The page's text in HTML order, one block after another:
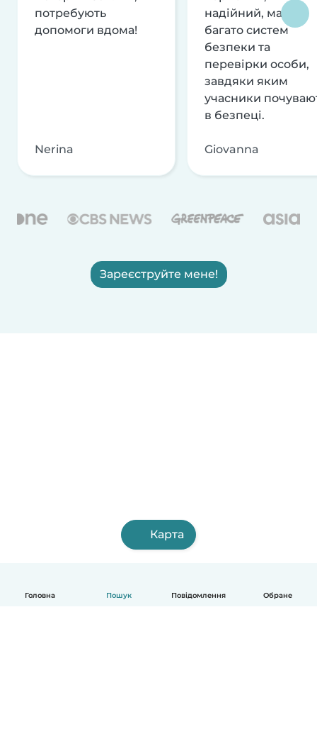
Головна Пошук Повідомлення Обране
потребують
допомоги вдома!
Nerina
надійний, має
багато систем
безпеки та
перевірки особи,
завдяки яким
учасники
в безпеці.
Giovanna
Зареєструйте мене!
Карта